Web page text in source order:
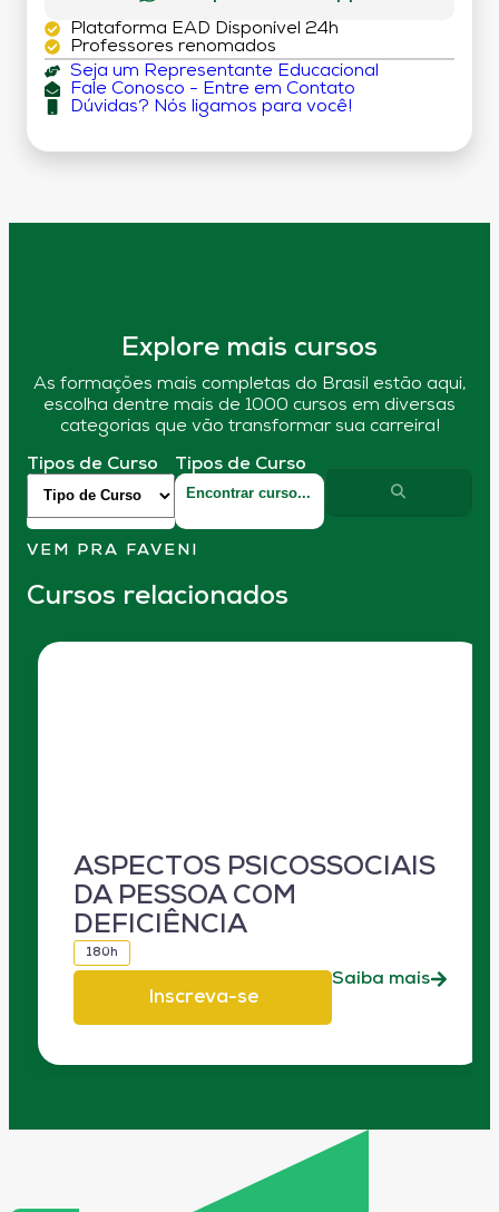
Plataforma EAD Disponível 24h
Professores renomados
Seja um Representante Educacional
Fale Conosco - Entre em Contato
Dúvidas? Nós ligamos para você!
Explore mais cursos
As formações mais completas do Brasil estão aqui,
escolha dentre mais de 1000 cursos em diversas
categorias que vão transformar sua carreira!
Tipos de Curso Tipos de Curso
VEM PRA FAVENI
Cursos relacionados
ASPECTOS PSICOSSOCIAIS
DA PESSOA COM
DEFICIÊNCIA
180h
Inscreva-se
Saiba mais